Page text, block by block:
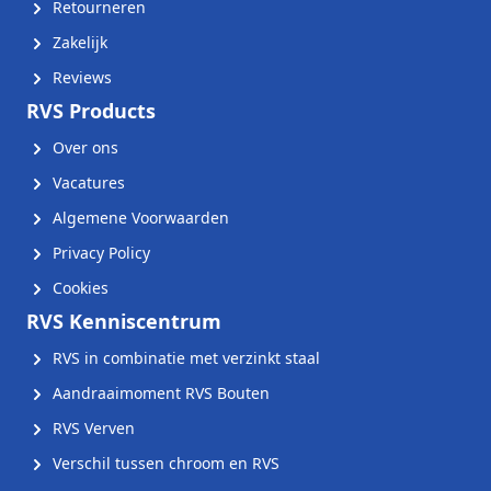
Retourneren
Zakelijk
Reviews
RVS Products
Over ons
Vacatures
Algemene Voorwaarden
Privacy Policy
Cookies
RVS Kenniscentrum
RVS in combinatie met verzinkt staal
Aandraaimoment RVS Bouten
RVS Verven
Verschil tussen chroom en RVS